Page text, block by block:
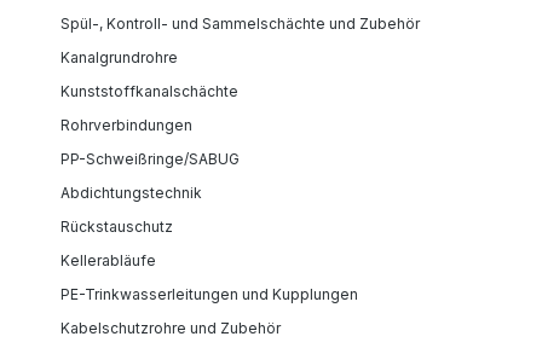
Spül-, Kontroll- und Sammelschächte und Zubehör
Kanalgrundrohre
Kunststoffkanalschächte
Rohrverbindungen
PP-Schweißringe/SABUG
Abdichtungstechnik
Rückstauschutz
Kellerabläufe
PE-Trinkwasserleitungen und Kupplungen
Kabelschutzrohre und Zubehör